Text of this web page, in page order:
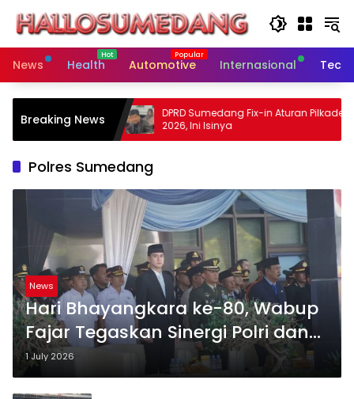
content
News
Health Automotive Internasional
Breaking News
Dorong
dan Dekat
DPRD Sumedang Fix-in Aturan Pilkades
2026, Ini Isinya
Polres Sumedang
News
Hari Bhayangkara ke-80, Wabup
Fajar Tegaskan Sinergi Polri dan
Pemda Demi Pelayanan
Masyarakat
1 July 2026